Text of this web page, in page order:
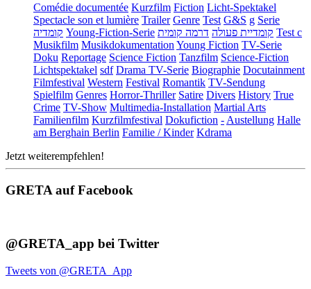
Comédie documentée Kurzfilm Fiction Licht-Spektakel
Spectacle son et lumière Trailer Genre Test G&S g Serie
קומדיה Young-Fiction-Serie קומדיית פעולה דרמה קומית
Test c
Musikfilm Musikdokumentation Young Fiction TV-Serie
Doku Reportage Science Fiction Tanzfilm Science-Fiction
Lichtspektakel sdf Drama TV-Serie Biographie Docutainment
Filmfestival Western Festival Romantik TV-Sendung
Spielfilm Genres Horror-Thriller Satire Divers History True
Crime TV-Show Multimedia-Installation Martial Arts
Familienfilm Kurzfilmfestival Dokufiction - Austellung Halle
am Berghain Berlin Familie / Kinder Kdrama
Jetzt weiterempfehlen!
GRETA auf Facebook
@GRETA_app bei Twitter
Tweets von @GRETA_App